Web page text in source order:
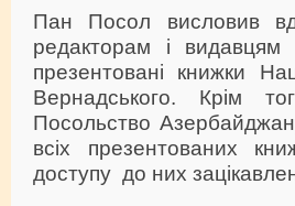
Пан Посол висловив
редакторам і
презентовані книжки
Вернадського. Крім
Посольство
всіх презентованих
доступу до них